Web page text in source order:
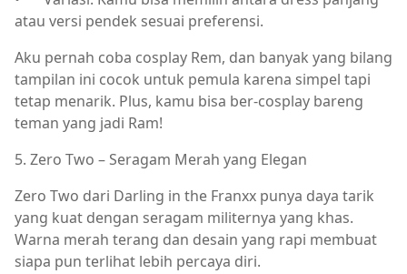
atau versi pendek sesuai preferensi.
Aku pernah coba cosplay Rem, dan banyak yang bilang
tampilan ini cocok untuk pemula karena simpel tapi
tetap menarik. Plus, kamu bisa ber-cosplay bareng
teman yang jadi Ram!
5. Zero Two – Seragam Merah yang Elegan
Zero Two dari Darling in the Franxx punya daya tarik
yang kuat dengan seragam militernya yang khas.
Warna merah terang dan desain yang rapi membuat
siapa pun terlihat lebih percaya diri.